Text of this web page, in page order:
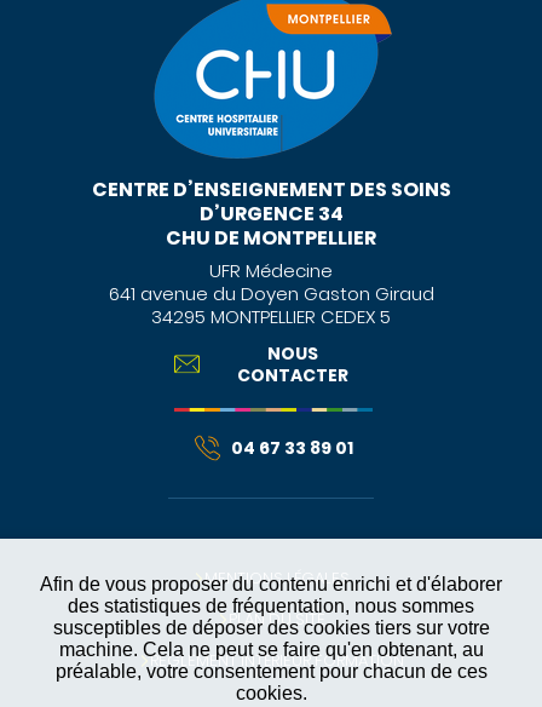
Afin de vous proposer du contenu enrichi et d'élaborer
des statistiques de fréquentation, nous sommes
susceptibles de déposer des cookies tiers sur votre
machine. Cela ne peut se faire qu'en obtenant, au
préalable, votre consentement pour chacun de ces
cookies.
CENTRE D’ENSEIGNEMENT DES SOINS
D’URGENCE 34
CHU DE MONTPELLIER
UFR Médecine
641 avenue du Doyen Gaston Giraud
34295 MONTPELLIER CEDEX 5
NOUS
CONTACTER
04 67 33 89 01
MENTIONS LÉGALES
PLAN DU SITE
RÈGLEMENT INTÉRIEUR FORMATION